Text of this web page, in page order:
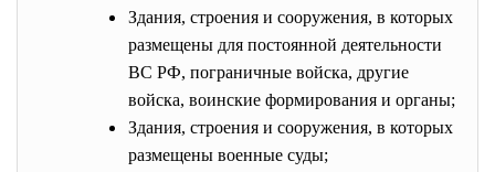
Здания, строения и сооружения, в которых
размещены для постоянной деятельности
ВС РФ, пограничные войска, другие
войска, воинские формирования и органы;
Здания, строения и сооружения, в которых
размещены военные суды;